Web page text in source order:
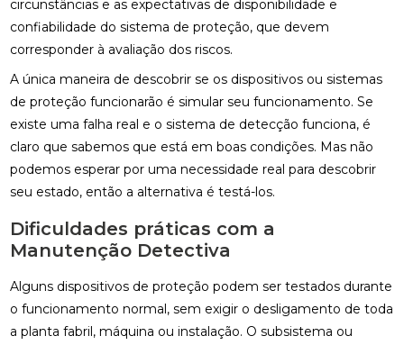
circunstâncias e as expectativas de disponibilidade e
confiabilidade do sistema de proteção, que devem
corresponder à avaliação dos riscos.
A única maneira de descobrir se os dispositivos ou sistemas
de proteção funcionarão é simular seu funcionamento. Se
existe uma falha real e o sistema de detecção funciona, é
claro que sabemos que está em boas condições. Mas não
podemos esperar por uma necessidade real para descobrir
seu estado, então a alternativa é testá-los.
Dificuldades práticas com a
Manutenção Detectiva
Alguns dispositivos de proteção podem ser testados durante
o funcionamento normal, sem exigir o desligamento de toda
a planta fabril, máquina ou instalação. O subsistema ou